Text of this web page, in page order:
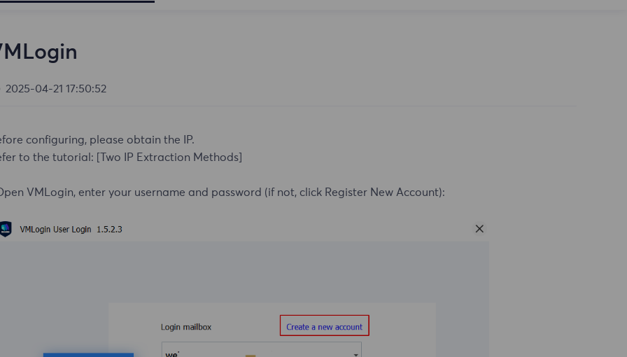
2025-04-21 17:50:52
configuring, please obtain the IP.
to the tutorial: [Two IP Extraction Methods]
VMLogin, enter your username and password (if not, click Register New Account):